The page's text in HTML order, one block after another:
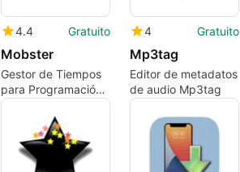
4.4 Gratuito
Mobster
Gestor de Tiempos
para Programación
Colaborativa
4 Gratuito
Mp3tag
Editor de metadatos
de audio Mp3tag